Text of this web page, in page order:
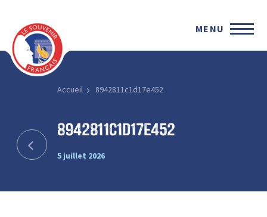
MENU
Accueil 8942811c1d17e452
8942811c1d17e452
5 juillet 2026